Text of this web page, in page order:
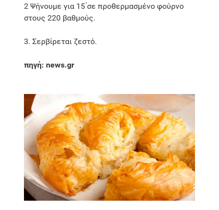
2 Ψήνουμε για 15΄σε προθερμασμένο φούρνο
στους 220 βαθμούς.
3. Σερβίρεται ζεστό.
πηγή: news.gr